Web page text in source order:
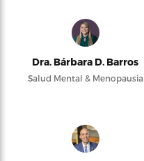
Dra. Bárbara D. Barros
Salud Mental & Menopausia